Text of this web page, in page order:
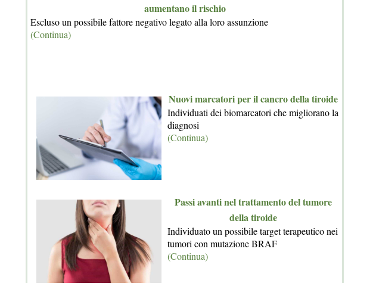
aumentano il rischio
Escluso un possibile fattore negativo legato alla loro assunzione
(Continua)
Nuovi marcatori per il cancro della tiroide
Individuati dei biomarcatori che migliorano la
diagnosi
(Continua)
Passi avanti nel trattamento del tumore
della tiroide
Individuato un possibile target terapeutico nei
tumori con mutazione BRAF
(Continua)